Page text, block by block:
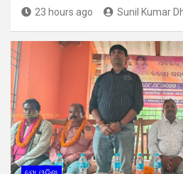
23 hours ago Sunil Kumar